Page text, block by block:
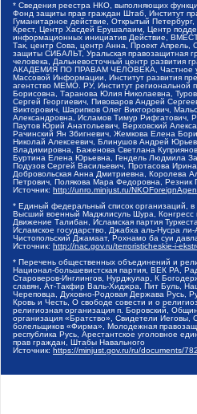
* Сведения реестра НКО, выполняющих
Фонд защиты прав граждан Штаб, Институт
Гуманитарное действие, Открытый
Крест, Центр Хасдей Ерушалаим, Центр
информационных инициатив Действие,
Так, центр Сова, центр Анна, Проект
защиты СИБАЛЬТ, Уральская правозащитная
человека, Дальневосточный центр развития
АКАДЕМИЯ ПО ПРАВАМ ЧЕЛОВЕКА, Частное
Массовой Информации, Институт развития
агентство МЕМО. РУ, Институт региональной
Борисовна, Таранова Юлия Николаевна,
Сергей Георгиевич, Пивоваров Андрей
Викторович, Шарипков Олег Викторович,
Александровна, Исламов Тимур Рифгатович,
Паутов Юрий Анатольевич, Верховский
Рачинский Ян Збигневич, Жемкова Елена
Николай Алексеевич, Блинушов Андрей
Владимировна, Баженова Светлана
Буртина Елена Юрьевна, Гендель Людмила
Подузов Сергей Васильевич, Протасова
Добровольская Анна Дмитриевна, Королева
Петрович, Полякова Мара Федоровна, Резник
Источник: http://unro.minjust.ru/
* Единый федеральный список организаций,
Высший военный Маджлисуль Шура, Конгресс
Движение Талибан, Исламская партия
Исламское государство, Джабха аль-Нусра
Чистопольский Джамаат, Рохнамо ба суи
Источник: http://nac.gov.ru/terroristicheskie-i-
* Перечень общественных объединений и
Национал-большевистская партия, ВЕК РА,
Староверов-Инглингов, Нурджулар, К
славян, Ат-Такфир Валь-Хиджра, Пит Буль,
Череповца, Духовно-Родовая Держава Русь,
Кровь и Честь, О свободе совести и о
религиозная организация п. Боровский,
организация «Братство», Свидетели
болельщиков «Фирма», Молодежная
республика Русь, Арестантское уголовное
прав граждан, Штабы Навального
Источник: https://minjust.gov.ru/ru/documents/